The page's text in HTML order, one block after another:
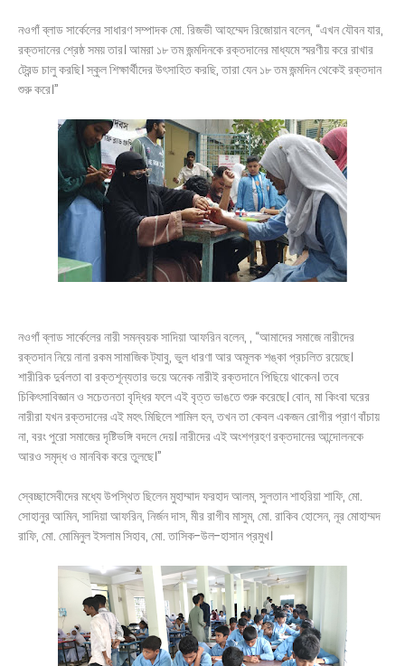
নওগাঁ ব্লাড সার্কেলের সাধারণ সম্পাদক মো. রিজভী আহম্মেদ রিজোয়ান বলেন, “এখন যৌবন যার,
রক্তদানের শ্রেষ্ঠ সময় তার। আমরা ১৮ তম জন্মদিনকে রক্তদানের মাধ্যমে স্মরণীয় করে রাখার
ট্রেন্ড চালু করছি। স্কুল শিক্ষার্থীদের উৎসাহিত করছি, তারা যেন ১৮ তম জন্মদিন থেকেই রক্তদান
শুরু করে।”
নওগাঁ ব্লাড সার্কেলের নারী সমন্বয়ক সাদিয়া আফরিন বলেন, , “আমাদের সমাজে নারীদের
রক্তদান নিয়ে নানা রকম সামাজিক ট্যাবু, ভুল ধারণা আর অমূলক শঙ্কা প্রচলিত রয়েছে।
শারীরিক দুর্বলতা বা রক্তশূন্যতার ভয়ে অনেক নারীই রক্তদানে পিছিয়ে থাকেন। তবে
চিকিৎসাবিজ্ঞান ও সচেতনতা বৃদ্ধির ফলে এই বৃত্ত ভাঙতে শুরু করেছে। বোন, মা কিংবা ঘরের
নারীরা যখন রক্তদানের এই মহৎ মিছিলে শামিল হন, তখন তা কেবল একজন রোগীর প্রাণ বাঁচায়
না, বরং পুরো সমাজের দৃষ্টিভঙ্গি বদলে দেয়। নারীদের এই অংশগ্রহণ রক্তদানের আন্দোলনকে
আরও সমৃদ্ধ ও মানবিক করে তুলছে।”
স্বেচ্ছাসেবীদের মধ্যে উপস্থিত ছিলেন মুহাম্মাদ ফরহাদ আলম, সুলতান শাহরিয়া শাফি, মো.
সোহানুর আমিন, সাদিয়া আফরিন, নির্জন দাস, মীর রাগীব মাসুম, মো. রাকিব হোসেন, নূর মোহাম্মদ
রাফি, মো. মোমিনুল ইসলাম সিহাব, মো. তাসিক-উল-হাসান প্রমুখ।